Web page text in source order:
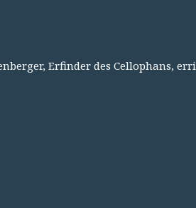
Erfinder des Cellophans,